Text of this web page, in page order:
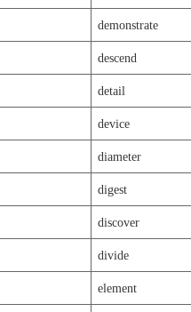
demonstrate
descend
detail
device
diameter
digest
discover
divide
element